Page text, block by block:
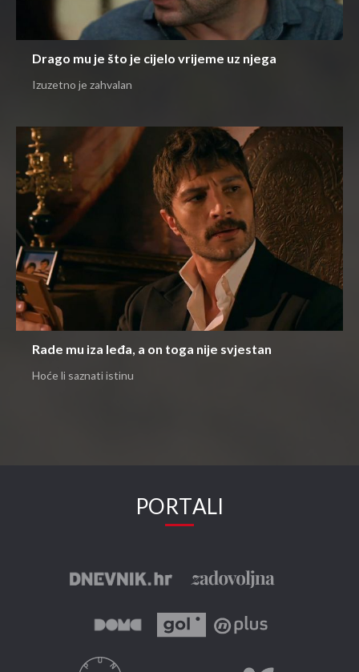
Drago mu je što je cijelo vrijeme uz njega
Izuzetno je zahvalan
Rade mu iza leđa, a on toga nije svjestan
Hoće li saznati istinu
PORTALI